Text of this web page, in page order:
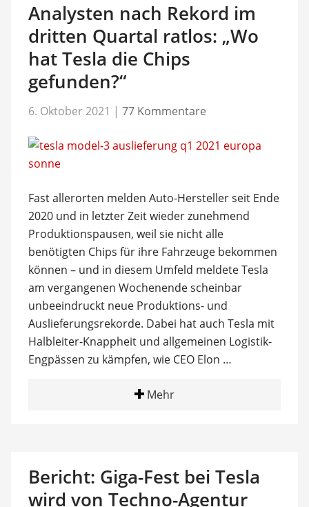
Analysten nach Rekord im
dritten Quartal ratlos: „Wo
hat Tesla die Chips
gefunden?“
6. Oktober 2021 | 77 Kommentare
Fast allerorten melden Auto-Hersteller seit Ende
2020 und in letzter Zeit wieder zunehmend
Produktionspausen, weil sie nicht alle
benötigten Chips für ihre Fahrzeuge bekommen
können – und in diesem Umfeld meldete Tesla
am vergangenen Wochenende scheinbar
unbeeindruckt neue Produktions- und
Auslieferungsrekorde. Dabei hat auch Tesla mit
Halbleiter-Knappheit und allgemeinen Logistik-
Engpässen zu kämpfen, wie CEO Elon …
Mehr
Bericht: Giga-Fest bei Tesla
wird von Techno-Agentur